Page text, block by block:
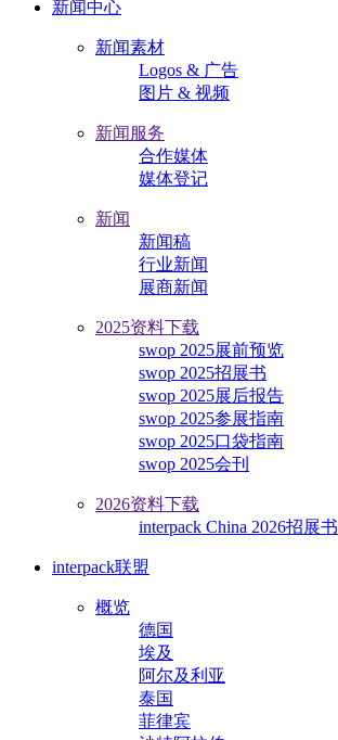
新闻中心
新闻素材
Logos & 广告
图片 & 视频
新闻服务
合作媒体
媒体登记
新闻
新闻稿
行业新闻
展商新闻
2025资料下载
swop 2025展前预览
swop 2025招展书
swop 2025展后报告
swop 2025参展指南
swop 2025口袋指南
swop 2025会刊
2026资料下载
interpack China 2026招展书
interpack联盟
概览
德国
埃及
阿尔及利亚
泰国
菲律宾